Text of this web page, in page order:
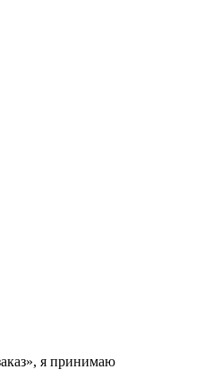
я принимаю